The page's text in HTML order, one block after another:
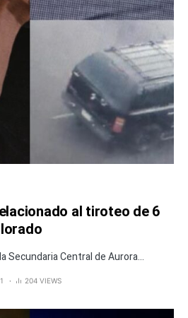
al tiroteo de 6
Secundaria Central de Aurora...
204 VIEWS